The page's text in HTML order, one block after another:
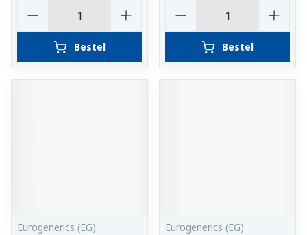
Bestel Bestel
Eurogenerics (EG)
Eurogenerics (EG)